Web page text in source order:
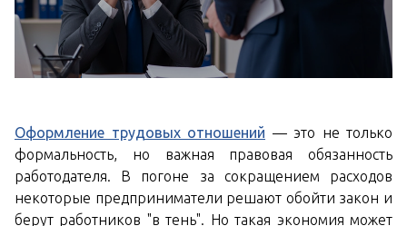
Оформление трудовых отношений — это не только
формальность, но важная правовая обязанность
работодателя. В погоне за сокращением расходов
некоторые предприниматели решают обойти закон и
берут работников "в тень". Но такая экономия может